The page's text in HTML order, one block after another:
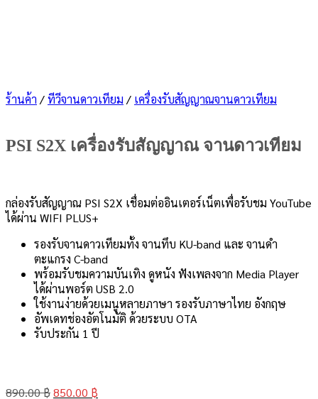
ร้านค้า /ทีวีจานดาวเทียม / เครื่องรับสัญญาณจานดาวเทียม
PSI S2X เครื่องรับสัญญาณ จานดาวเทียม
กล่องรับสัญญาณ PSI S2X เชื่อมต่ออินเตอร์เน็ตเพื่อรับชม YouTube
ได้ผ่าน WIFI PLUS+
รองรับจานดาวเทียมทั้ง จานทึบ KU-band และ จานดำ
ตะแกรง C-band
พร้อมรับชมความบันเทิง ดูหนัง ฟังเพลงจาก Media Player
ได้ผ่านพอร์ต USB 2.0
ใช้งานง่ายด้วยเมนูหลายภาษา รองรับภาษาไทย อังกฤษ
อัพเดทช่องอัตโนมัติ ด้วยระบบ OTA
รับประกัน 1 ปี
890.00฿Original
850.00 ฿